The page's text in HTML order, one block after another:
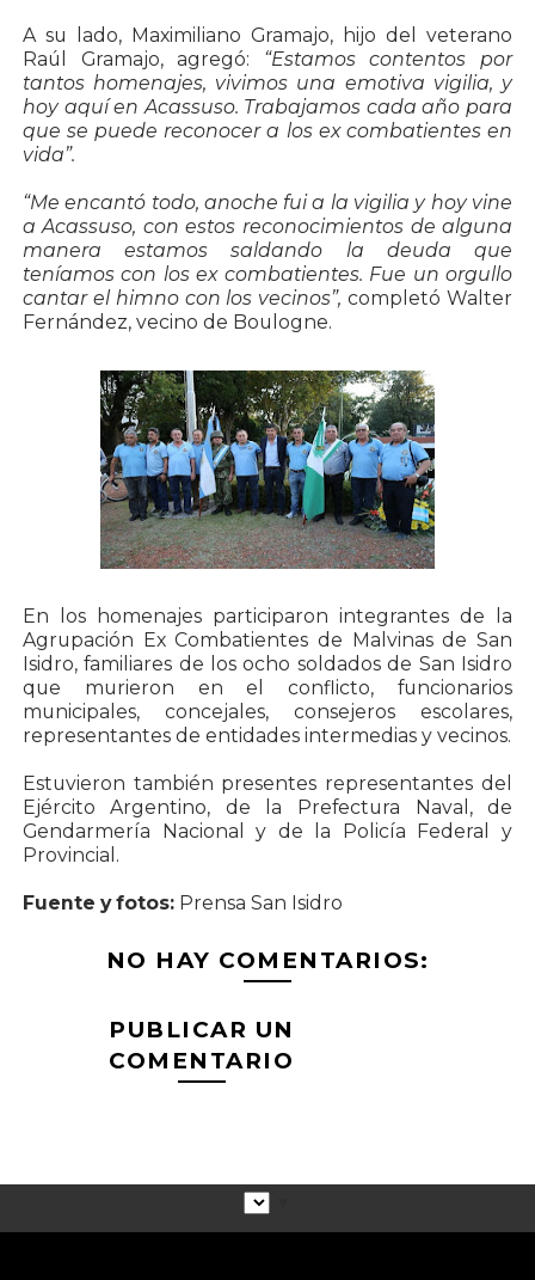
A su lado, Maximiliano Gramajo, hijo del veterano
Raúl Gramajo, agregó: “Estamos contentos por
tantos homenajes, vivimos una emotiva vigilia, y
hoy aquí en Acassuso. Trabajamos cada año para
que se puede reconocer a los ex combatientes en
vida”.
“Me encantó todo, anoche fui a la vigilia y hoy vine
a Acassuso, con estos reconocimientos de alguna
manera estamos saldando la deuda que
teníamos con los ex combatientes. Fue un orgullo
cantar el himno con los vecinos”, completó Walter
Fernández, vecino de Boulogne.
En los homenajes participaron integrantes de la
Agrupación Ex Combatientes de Malvinas de San
Isidro, familiares de los ocho soldados de San Isidro
que murieron en el conflicto, funcionarios
municipales, concejales, consejeros escolares,
representantes de entidades intermedias y vecinos.
Estuvieron también presentes representantes del
Ejército Argentino, de la Prefectura Naval, de
Gendarmería Nacional y de la Policía Federal y
Provincial.
Fuente y fotos: Prensa San Isidro
NO HAY COMENTARIOS:
PUBLICAR UN
COMENTARIO